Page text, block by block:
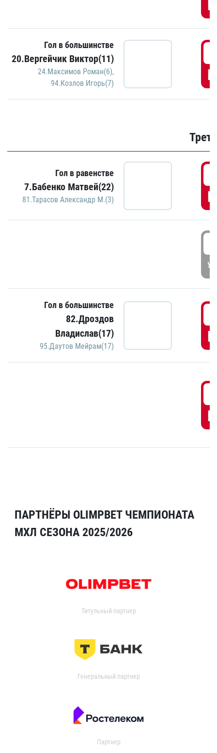
Гол в большинстве
20.Вергейчик Виктор(11)
24.Максимов Роман(6),
94.Козлов Игорь(7)
Гол в равенстве
7.Бабенко Матвей(22)
81.Тарасов Александр М.(3)
Гол в большинстве
82.Дроздов
Владислав(17)
95.Даутов Мейрам(17)
ПАРТНЁРЫ OLIMPBET ЧЕМПИОНАТА
МХЛ СЕЗОНА 2025/2026
Титульный партнер
Генеральный партнер
Партнер